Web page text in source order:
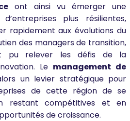
ont ainsi vu émerger une
plus résilientes,
rapidement aux évolutions du
des managers de transition,
pu relever les défis de la
Le management de
un levier stratégique pour
de cette région de se
restant compétitives et en
de croissance.